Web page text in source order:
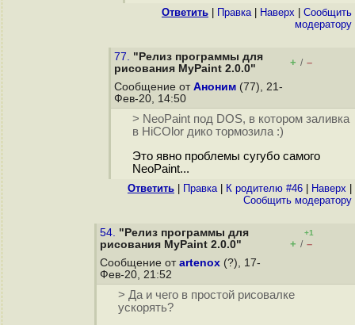
Ответить Правка| Наверх
Cообщить
модератору
77. "Релиз программы для
рисования MyPaint 2.0.0"
+ / –
Сообщение от Аноним (77), 21-
Фев-20, 14:50
> NeoPaint под DOS, в котором заливка
в HiCOlor дико тормозила :)
Это явно проблемы сугубо самого
NeoPaint...
Ответить Правка| К родителю #46 Наверх
Cообщить модератору
54. "Релиз программы для
рисования MyPaint 2.0.0"
+1
+ / –
Сообщение от artenox (?), 17-
Фев-20, 21:52
> Да и чего в простой рисовалке
ускорять?